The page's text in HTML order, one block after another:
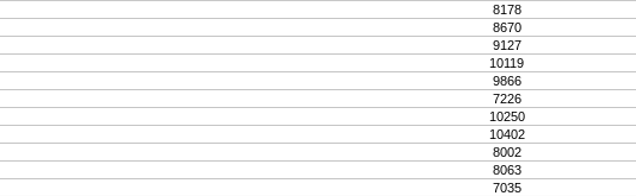
8178
8670
9127
10119
9866
7226
10250
10402
8002
8063
7035